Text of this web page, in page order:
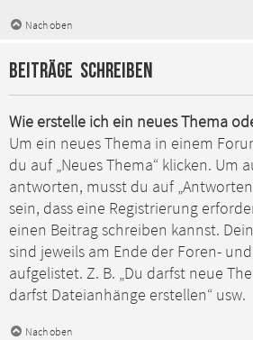
Nach oben
Beiträge schreiben
Wie erstelle ich ein neues Thema
Um ein neues Thema in einem
du auf „Neues Thema“ klicken. Um
antworten, musst du auf
sein, dass eine Registrierung
einen Beitrag schreiben kannst.
sind jeweils am Ende der Foren-
aufgelistet. Z. B. „Du darfst neue
darfst Dateianhänge erstellen“ usw.
Nach oben